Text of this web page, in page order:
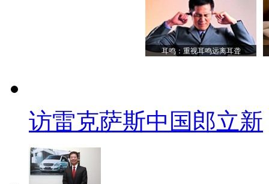
耳鸣：重视耳鸣远离耳聋
访雷克萨斯中国郎立新